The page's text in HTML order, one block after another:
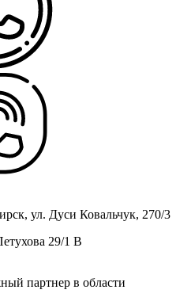
ул. Дуси Ковальчук, 270/3
29/1 В
партнер в области